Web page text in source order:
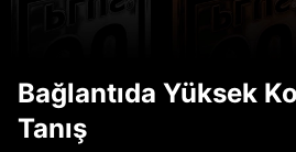
Bağlantıda Yüksek
Tanış